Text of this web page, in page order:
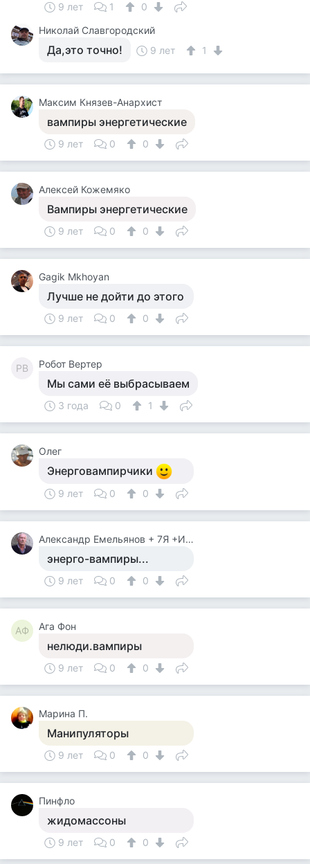
9 лет 1
0
Николай Славгородский
Да,это точно! 9 лет 1
Максим Князев-Анархист
вампиры энергетические
9 лет 0 0
Алексей Кожемяко
Вампиры энергетические
9 лет 0 0
Gagik Mkhoyan
Лучше не дойти до этого
9 лет 0 0
РВ Робот Вертер
Мы сами её выбрасываем
3 года 0 1
Олег
Энерговампирчики
9 лет 0 0
Александр Емельянов + 7Я +Инструктор Туризма
энерго-вампиры...
9 лет 0 0
АФ Ага Фон
нелюди.вампиры
9 лет 0 0
Марина П.
Манипуляторы
9 лет 0 0
Пинфло
жидомассоны
9 лет 0 0